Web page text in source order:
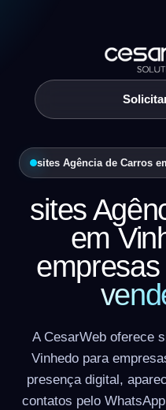
sites Agência de Carros
sites
em
A CesarWeb oferece
Vinhedo para
presença digital,
contatos pelo